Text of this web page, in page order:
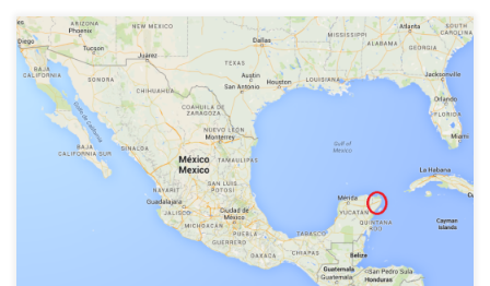
Onko Tulum, Coba, Valladolid tai Holbox tuttu? Nyt saa antaa
vinkkejä!